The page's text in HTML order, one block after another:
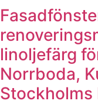
linoljefärg
Norrboda,
Stockholms